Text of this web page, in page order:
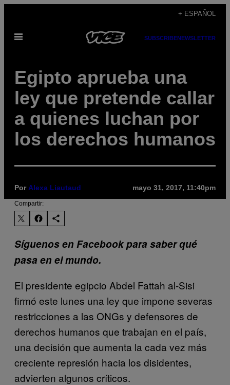
contenido
+ ESPAÑOL
Abrir
SUBSCRIBENEWSLETTER
Egipto aprueba una
ley que pretende callar
a quienes luchan por
los derechos humanos
Por Alexa Liautaud mayo 31, 2017, 11:40pm
Compartir:
Síguenos en Facebook para saber qué
pasa en el mundo.
El presidente egipcio Abdel Fattah al-Sisi
firmó este lunes una ley que impone severas
restricciones a las ONGs y defensores de
derechos humanos que trabajan en el país,
una decisión que aumenta la cada vez más
creciente represión hacia los disidentes,
advierten algunos críticos.